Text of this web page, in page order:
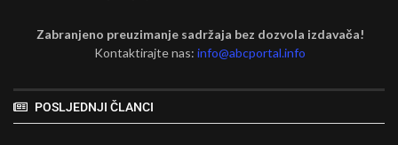
Zabranjeno preuzimanje sadržaja bez dozvola izdavača!
Kontaktirajte nas:info@abcportal.info
POSLJEDNJI ČLANCI